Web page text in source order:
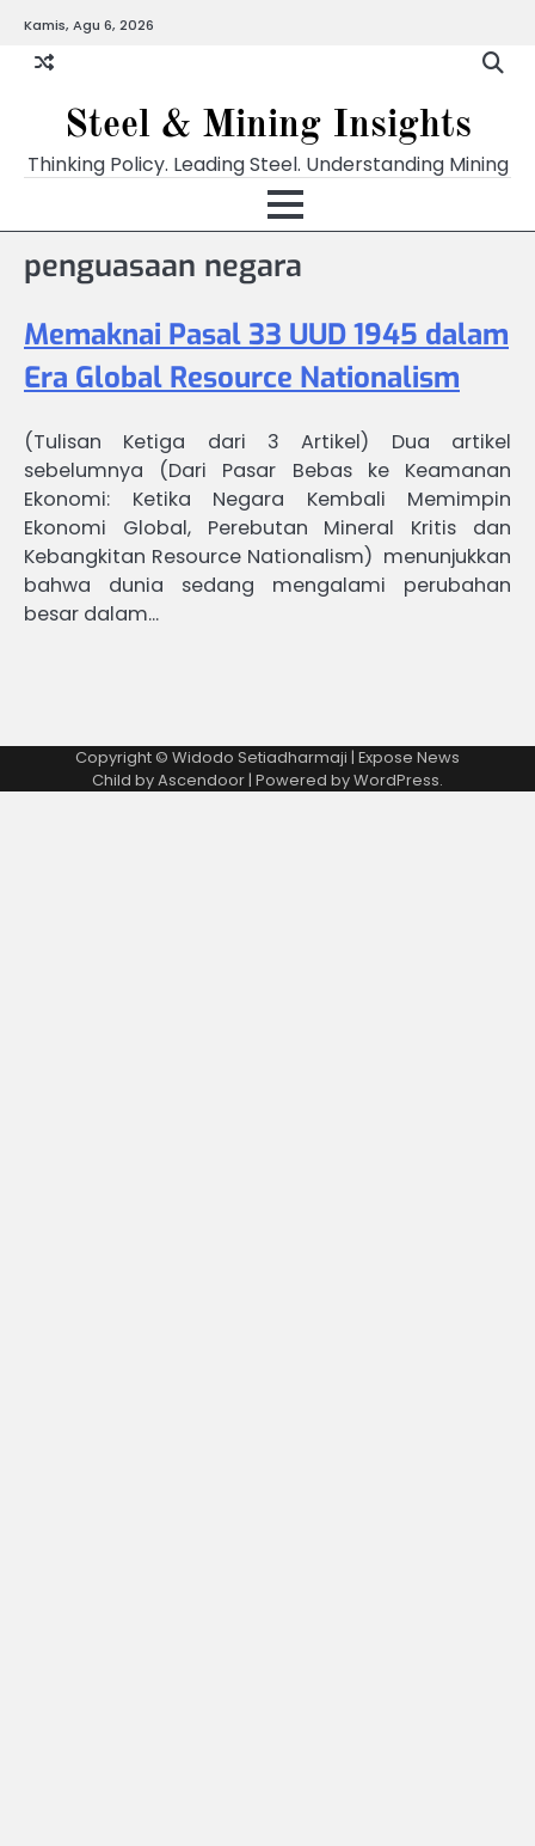
content
Kamis, Agu 6, 2026
Steel & Mining Insights
Thinking Policy. Leading Steel. Understanding Mining
penguasaan negara
Memaknai Pasal 33 UUD 1945 dalam
Era Global Resource Nationalism
(Tulisan Ketiga dari 3 Artikel) Dua artikel
sebelumnya (Dari Pasar Bebas ke Keamanan
Ekonomi: Ketika Negara Kembali Memimpin
Ekonomi Global, Perebutan Mineral Kritis dan
Kebangkitan Resource Nationalism) menunjukkan
bahwa dunia sedang mengalami perubahan
besar dalam…
Copyright © Widodo Setiadharmaji | Expose News
Child byAscendoor| Powered byWordPress.